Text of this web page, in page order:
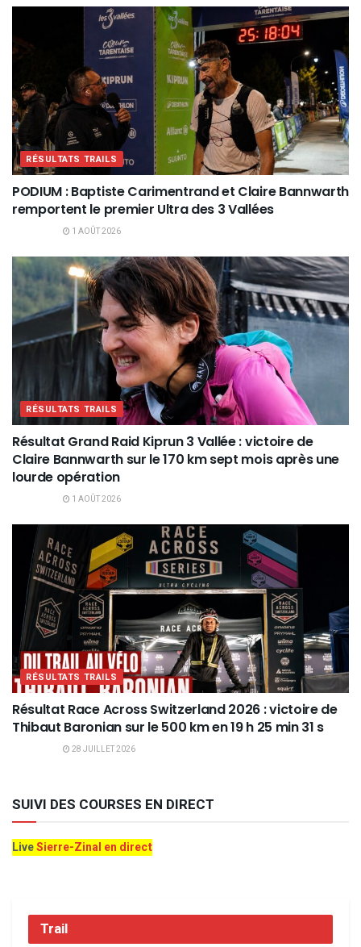
RÉSULTATS TRAILS
PODIUM : Baptiste Carimentrand et Claire Bannwarth
remportent le premier Ultra des 3 Vallées
1 AOÛT 2026
RÉSULTATS TRAILS
Résultat Grand Raid Kiprun 3 Vallée : victoire de
Claire Bannwarth sur le 170 km sept mois après une
lourde opération
1 AOÛT 2026
RÉSULTATS TRAILS
Résultat Race Across Switzerland 2026 : victoire de
Thibaut Baronian sur le 500 km en 19 h 25 min 31 s
28 JUILLET 2026
SUIVI DES COURSES EN DIRECT
LiveSierre-Zinal en direct
Trail